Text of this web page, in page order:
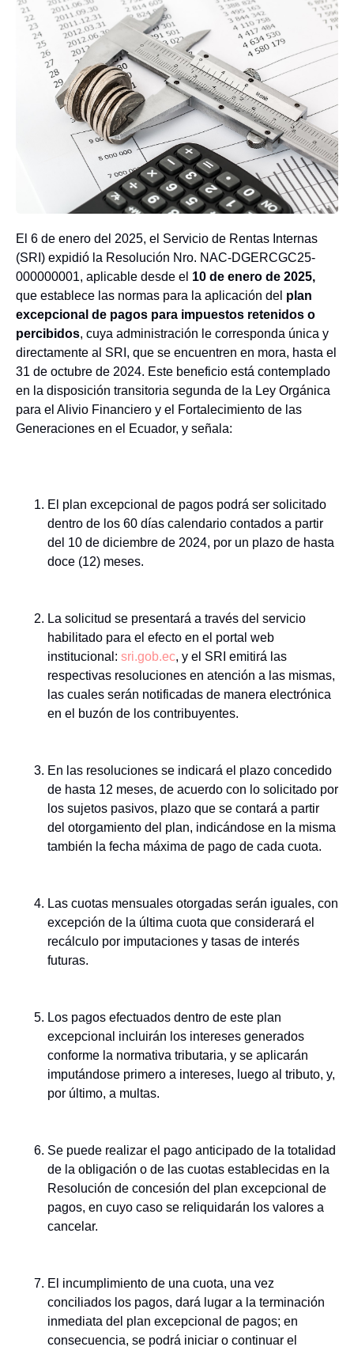
El 6 de enero del 2025, el Servicio de Rentas Internas
(SRI) expidió la Resolución Nro. NAC-DGERCGC25-
000000001, aplicable desde el 10 de enero de 2025,
que establece las normas para la aplicación del plan
excepcional de pagos para impuestos retenidos o
percibidos, cuya administración le corresponda única y
directamente al SRI, que se encuentren en mora, hasta el
31 de octubre de 2024. Este beneficio está contemplado
en la disposición transitoria segunda de la Ley Orgánica
para el Alivio Financiero y el Fortalecimiento de las
Generaciones en el Ecuador, y señala:
El plan excepcional de pagos podrá ser solicitado
dentro de los 60 días calendario contados a partir
del 10 de diciembre de 2024, por un plazo de hasta
doce (12) meses.
La solicitud se presentará a través del servicio
habilitado para el efecto en el portal web
institucional: sri.gob.ec, y el SRI emitirá las
respectivas resoluciones en atención a las mismas,
las cuales serán notificadas de manera electrónica
en el buzón de los contribuyentes.
En las resoluciones se indicará el plazo concedido
de hasta 12 meses, de acuerdo con lo solicitado por
los sujetos pasivos, plazo que se contará a partir
del otorgamiento del plan, indicándose en la misma
también la fecha máxima de pago de cada cuota.
Las cuotas mensuales otorgadas serán iguales, con
excepción de la última cuota que considerará el
recálculo por imputaciones y tasas de interés
futuras.
Los pagos efectuados dentro de este plan
excepcional incluirán los intereses generados
conforme la normativa tributaria, y se aplicarán
imputándose primero a intereses, luego al tributo, y,
por último, a multas.
Se puede realizar el pago anticipado de la totalidad
de la obligación o de las cuotas establecidas en la
Resolución de concesión del plan excepcional de
pagos, en cuyo caso se reliquidarán los valores a
cancelar.
El incumplimiento de una cuota, una vez
conciliados los pagos, dará lugar a la terminación
inmediata del plan excepcional de pagos; en
consecuencia, se podrá iniciar o continuar el